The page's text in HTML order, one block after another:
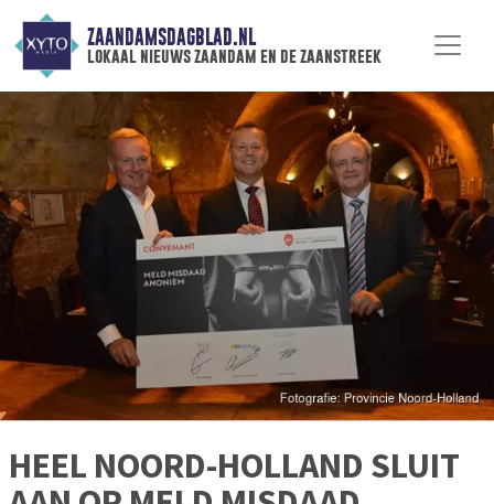
ZAANDAMSDAGBLAD.NL
lokaal nieuws zaandam en de zaanstreek
HEEL NOORD-HOLLAND SLUIT